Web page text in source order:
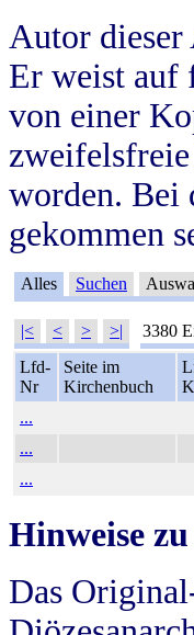
Autor
Er weist auf
von einer
worden. Bei
gekommen
Alles Suchen
|< < > >| 3380
Lfd-
Nr
Seite im
Kirchenbuch
...
...
...
Hinweise
Das